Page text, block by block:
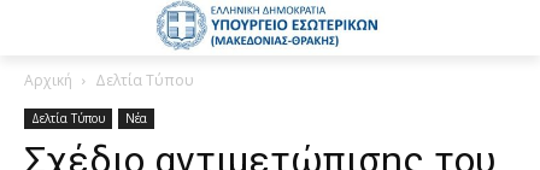
Αρχική Δελτία Τύπου
Δελτία Τύπου Νέα
Σχέδιο αντιμετώπισης του